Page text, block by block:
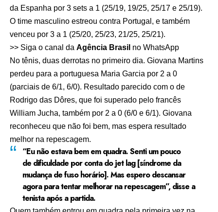
da Espanha por 3 sets a 1 (25/19, 19/25, 25/17 e 25/19).
O time masculino estreou contra Portugal, e também
venceu por 3 a 1 (25/20, 25/23, 21/25, 25/21).
>> Siga o canal da Agência Brasil no WhatsApp
No tênis, duas derrotas no primeiro dia. Giovana Martins
perdeu para a portuguesa Maria Garcia por 2 a 0
(parciais de 6/1, 6/0). Resultado parecido com o de
Rodrigo das Dôres, que foi superado pelo francês
William Jucha, também por 2 a 0 (6/0 e 6/1). Giovana
reconheceu que não foi bem, mas espera resultado
melhor na repescagem.
“Eu não estava bem em quadra. Senti um pouco
de dificuldade por conta do jet lag [síndrome da
mudança de fuso horário]. Mas espero descansar
agora para tentar melhorar na repescagem”, disse a
tenista após a partida.